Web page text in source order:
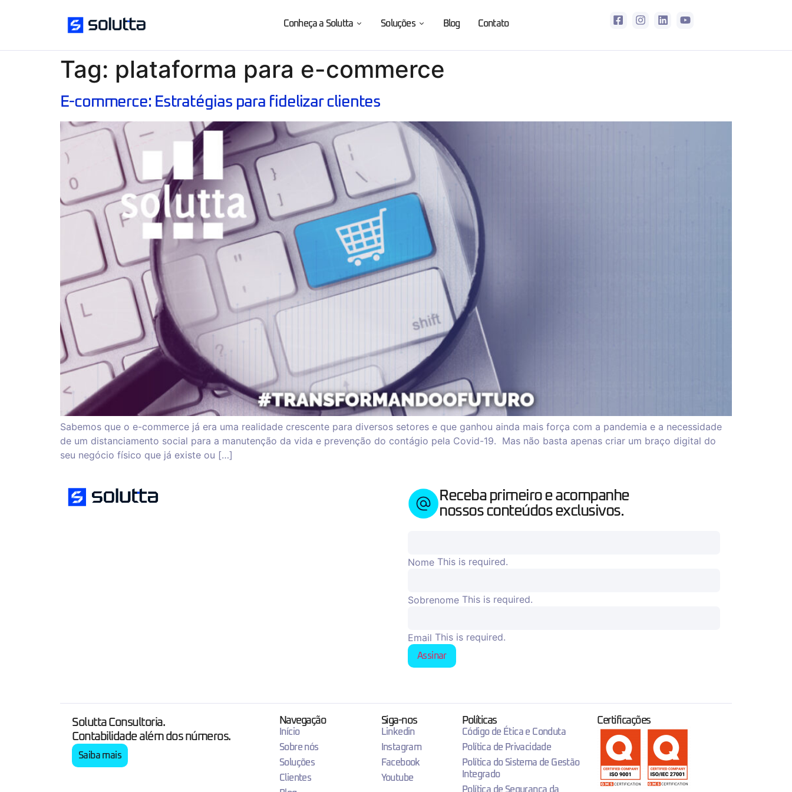
Conheça a Solutta Soluções Blog Contato
Tag: plataforma para e-commerce
E-commerce: Estratégias para fidelizar clientes
Sabemos que o e-commerce já era uma realidade crescente para diversos setores e que ganhou ainda mais força com a pandemia e a necessidade
de um distanciamento social para a manutenção da vida e prevenção do contágio pela Covid-19. Mas não basta apenas criar um braço digital do
seu negócio físico que já existe ou […]
Receba primeiro e acompanhe
nossos conteúdos exclusivos.
Nome This is required.
Sobrenome This is required.
Email This is required.
Assinar
Solutta Consultoria.
Contabilidade além dos números.
Saiba mais
Navegação
Início
Sobre nós
Soluções
Clientes
Siga-nos
Linkedin
Instagram
Facebook
Youtube
Políticas
Código de Ética e Conduta
Política de Privacidade
Política do Sistema de Gestão
Integrado
Política de Segurança da
Certificações